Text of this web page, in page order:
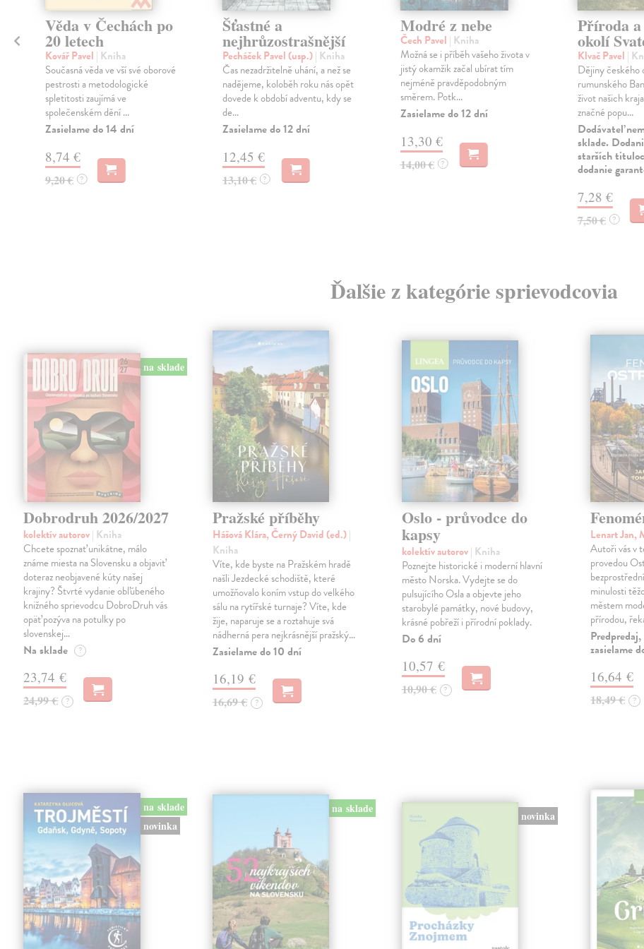
Věda v Čechách po
20 letech
Kovář Pavel | Kniha
Současná věda ve vší své oborové
pestrosti a metodologické
spletitosti zaujímá ve
společenském dění ...
Zasielame do 14 dní
8,74 €
9,20 € ?
Šťastné a
nejhrůzostrašnější
Pecháček Pavel (usp.)| Kniha
Čas nezadržitelně uhání, a než se
nadějeme, koloběh roku nás opět
dovede k období adventu, kdy se
de...
Zasielame do 12 dní
12,45 €
13,10 € ?
Modré z nebe
Čech Pavel | Kniha
Možná se i příběh vašeho života v
jistý okamžik začal ubírat tím
nejméně pravděpodobným
směrem. Potk...
Zasielame do 12 dní
13,30 €
14,00 € ?
Příroda
okolí
Klvač Pavel |
Dějiny českého
rumunského
život našich
značné popu...
Dodávateľ
sklade.
starších
dodanie
7,28 €
7,50 € ?
Ďalšie z kategórie sprievodcovia
na sklade
Dobrodruh 2026/2027
kolektív autorov| Kniha
Chcete spoznať unikátne, málo
známe miesta na Slovensku a objaviť
doteraz neobjavené kúty našej
krajiny? Štvrté vydanie obľúbeného
knižného sprievodcu DobroDruh vás
opäť pozýva na potulky po
slovenskej…
Na sklade ?
23,74 €
24,99 € ?
Pražské příběhy
Hášová Klára, Černý David (ed.)|
Kniha
Víte, kde byste na Pražském hradě
našli Jezdecké schodiště, které
umožňovalo koním vstup do velkého
sálu na rytířské turnaje? Víte, kde
žije, naparuje se a roztahuje svá
nádherná pera nejkrásnější pražský…
Zasielame do 10 dní
16,19 €
16,69 € ?
Oslo - průvodce do
kapsy
kolektív autorov| Kniha
Poznejte historické i moderní hlavní
město Norska. Vydejte se do
pulsujícího Osla a objevte jeho
starobylé památky, nové budovy,
krásné pobřeží i přírodní poklady.
Do 6 dní
10,57 €
10,90 € ?
Lenart Jan,
Autoři vás v
provedou
minulosti
městem
přírodou,
zasielame
16,64 €
18,49 € ?
na sklade
novinka
na sklade
novinka